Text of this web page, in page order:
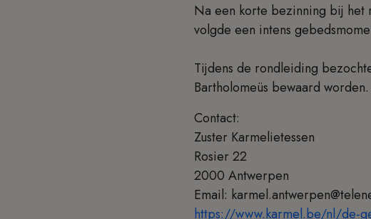
Na een korte bezinning bij het
volgde een intens
Tijdens de rondleiding
Bartholomeüs bewaard worden.
Contact:
Zuster Karmelietessen
Rosier 22
2000 Antwerpen
Email:
https://www.karmel.be/nl/de-